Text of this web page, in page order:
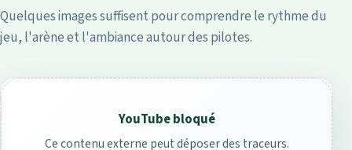
Quelques images suffisent pour comprendre le rythme du
jeu, l'arène et l'ambiance autour des pilotes.
YouTube bloqué
Ce contenu externe peut déposer des traceurs.